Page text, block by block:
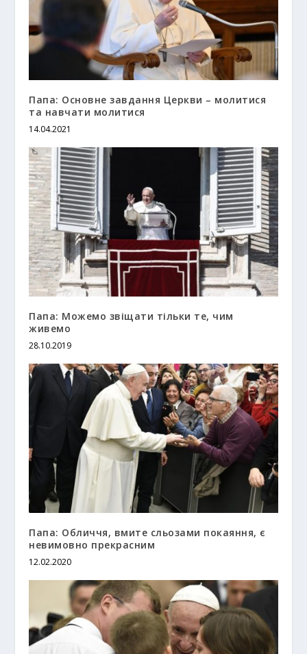
Папа: Основне завдання Церкви – молитися
та навчати молитися
14.04.2021
Папа: Можемо звіщати тільки те, чим
живемо
28.10.2019
Папа: Обличчя, вмите сльозами покаяння, є
невимовно прекрасним
12.02.2020